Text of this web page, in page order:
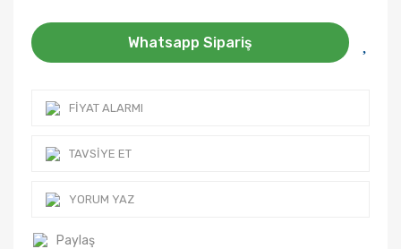
Whatsapp Sipariş
FIYAT ALARMI
TAVSIYE ET
YORUM YAZ
Paylaş